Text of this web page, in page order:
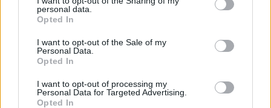
personal data.
Opted In
I want to opt-out of the Sale of my
Personal Data.
Opted In
I want to opt-out of processing my
Personal Data for Targeted Advertising.
Opted In
2026. AUGUSZTUS 03., HÉTFŐ
Amikor a párhuzamos
valóságok találkoznak
egy hegyi legelőn